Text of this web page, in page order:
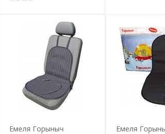
Емеля Горыныч
Емеля